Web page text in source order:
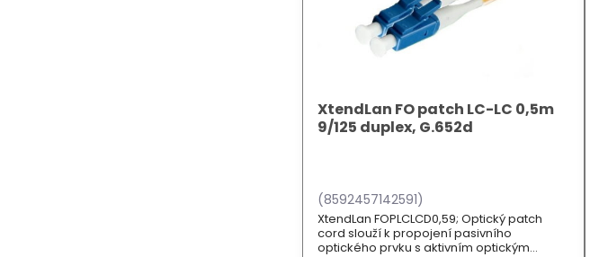
XtendLan FO patch LC-LC 0,5m
9/125 duplex, G.652d
(8592457142591)
XtendLan FOPLCLCD0,59; Optický patch
cord slouží k propojení pasivního
optického prvku s aktivním optickým